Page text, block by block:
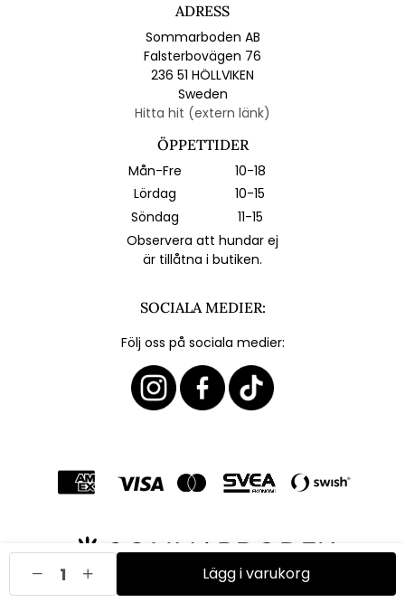
Lägg i varukorg
ADRESS
Sommarboden AB
Falsterbovägen 76
236 51 HÖLLVIKEN
Sweden
Hitta hit (extern länk)
ÖPPETTIDER
Mån-Fre
10-18
Lördag
10-15
Söndag
11-15
Observera att hundar ej
är tillåtna i butiken.
SOCIALA MEDIER:
Följ oss på sociala medier: